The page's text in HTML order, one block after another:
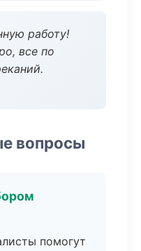
работу!
все по
вопросы
помогут